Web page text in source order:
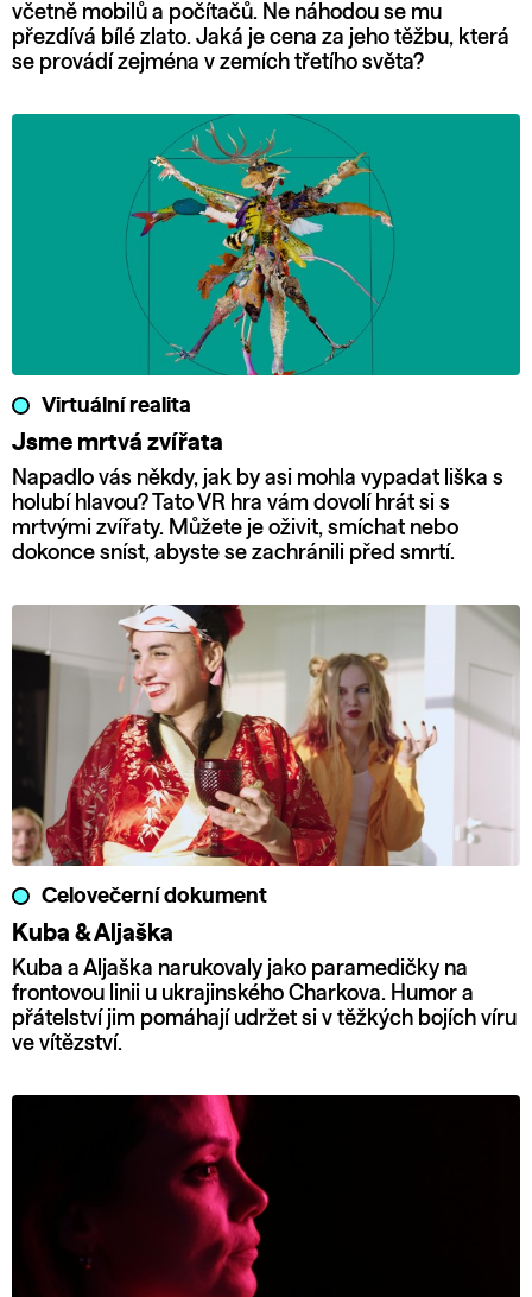
včetně mobilů a počítačů. Ne náhodou se mu
přezdívá bílé zlato. Jaká je cena za jeho těžbu, která
se provádí zejména v zemích třetího světa?
Virtuální realita
Jsme mrtvá zvířata
Napadlo vás někdy, jak by asi mohla vypadat liška s
holubí hlavou? Tato VR hra vám dovolí hrát si s
mrtvými zvířaty. Můžete je oživit, smíchat nebo
dokonce sníst, abyste se zachránili před smrtí.
Celovečerní dokument
Kuba & Aljaška
Kuba a Aljaška narukovaly jako paramedičky na
frontovou linii u ukrajinského Charkova. Humor a
přátelství jim pomáhají udržet si v těžkých bojích víru
ve vítězství.